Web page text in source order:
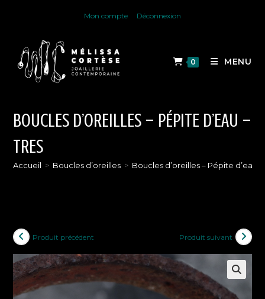
Mon compte Déconnexion
0 MENU
BOUCLES D’OREILLES – PÉPITE D’EAU –
TRES
Accueil > Boucles d’oreilles > Boucles d’oreilles – Pépite d’eau –
Produit précédent Produit suivant